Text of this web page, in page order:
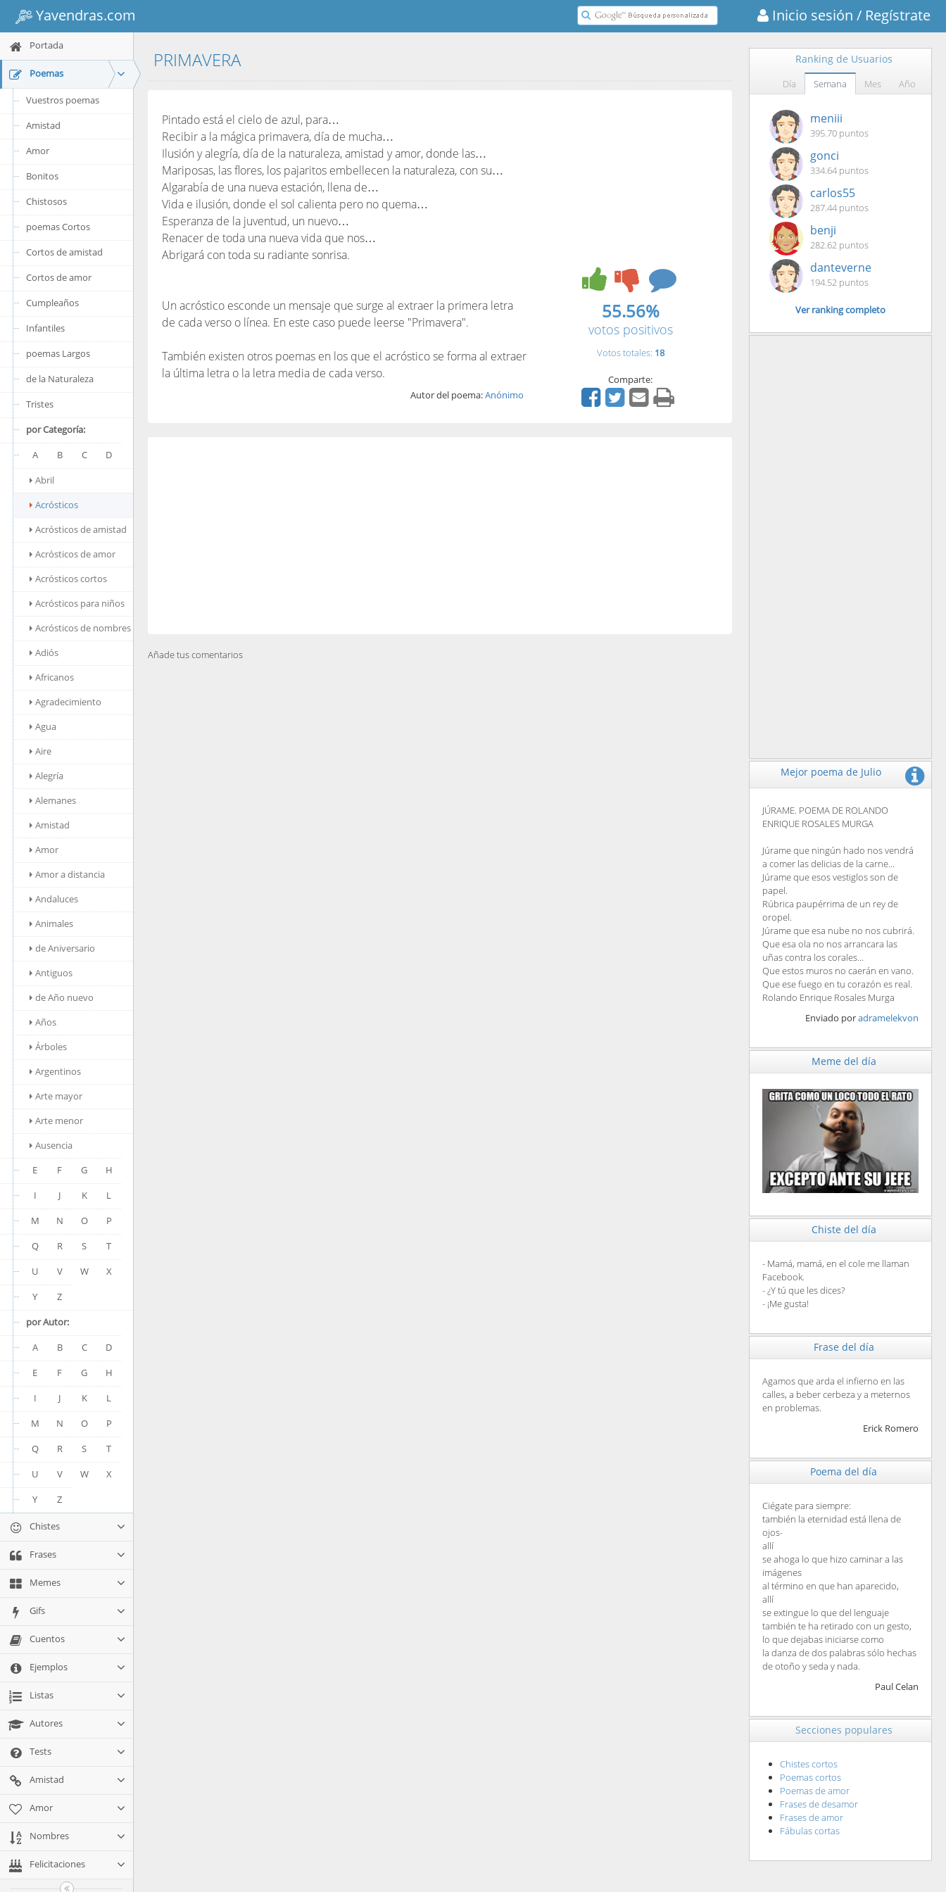
Yavendras.com Inicio sesión / Regístrate
Portada
Poemas
Vuestros poemas
Amistad
Amor
Bonitos
Chistosos
poemas Cortos
Cortos de amistad
Cortos de amor
Cumpleaños
Infantiles
poemas Largos
de la Naturaleza
Tristes
por Categoría:
A
B C
D
Abril
Acrósticos
Acrósticos de amistad
Acrósticos de amor
Acrósticos cortos
Acrósticos para niños
Acrósticos de nombres
Adiós
Africanos
Agradecimiento
Agua
Aire
Alegría
Alemanes
Amistad
Amor
Amor a distancia
Andaluces
Animales
de Aniversario
Antiguos
de Año nuevo
Años
Árboles
Argentinos
Arte mayor
Arte menor
Ausencia
E
F G
H
I
J K
L
M
N O
P
Q
R S
T
U
V W
X
Y
Z
por Autor:
A
B C
D
E
F G
H
I
J K
L
M
N O
P
Q
R S
T
U
V W
X
Y
Z
Chistes
Frases
Memes
Gifs
Cuentos
Ejemplos
Listas
Autores
Tests
Amistad
Amor
Nombres
Felicitaciones
PRIMAVERA
Pintado está el cielo de azul, para…
Recibir a la mágica primavera, día de mucha…
Ilusión y alegría, día de la naturaleza, amistad y amor, donde las…
Mariposas, las flores, los pajaritos embellecen la naturaleza, con su…
Algarabía de una nueva estación, llena de…
Vida e ilusión, donde el sol calienta pero no quema…
Esperanza de la juventud, un nuevo…
Renacer de toda una nueva vida que nos…
Abrigará con toda su radiante sonrisa.
Un acróstico esconde un mensaje que surge al extraer la primera letra
de cada verso o línea. En este caso puede leerse "Primavera".
También existen otros poemas en los que el acróstico se forma al extraer
la última letra o la letra media de cada verso.
Autor del poema:Anónimo
55.56%
votos positivos
Votos totales: 18
Comparte:
Añade tus comentarios
Ranking de Usuarios
Día Semana Mes Año
meniii
395.70 puntos
gonci
334.64 puntos
carlos55
287.44 puntos
benji
282.62 puntos
danteverne
194.52 puntos
Ver ranking completo
Mejor poema de Julio
JÚRAME. POEMA DE ROLANDO
ENRIQUE ROSALES MURGA
Júrame que ningún hado nos vendrá
a comer las delicias de la carne...
Júrame que esos vestiglos son de
papel.
Rúbrica paupérrima de un rey de
oropel.
Júrame que esa nube no nos cubrirá.
Que esa ola no nos arrancara las
uñas contra los corales...
Que estos muros no caerán en vano.
Que ese fuego en tu corazón es real.
Rolando Enrique Rosales Murga
Enviado poradramelekvon
Meme del día
Chiste del día
- Mamá, mamá, en el cole me llaman
Facebook.
- ¿Y tú que les dices?
- ¡Me gusta!
Frase del día
Agamos que arda el infierno en las
calles, a beber cerbeza y a meternos
en problemas.
Erick Romero
Poema del día
Ciégate para siempre:
también la eternidad está llena de
ojos-
allí
se ahoga lo que hizo caminar a las
imágenes
al término en que han aparecido,
allí
se extingue lo que del lenguaje
también te ha retirado con un gesto,
lo que dejabas iniciarse como
la danza de dos palabras sólo hechas
de otoño y seda y nada.
Paul Celan
Secciones populares
Chistes cortos
Poemas cortos
Poemas de amor
Frases de desamor
Frases de amor
Fábulas cortas